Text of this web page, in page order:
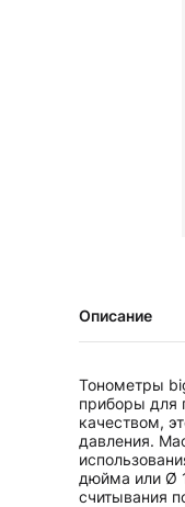
Ретиноскопы
Запасные
Стетоскопы
Описание
Тонометры
приборы для
качеством,
давления.
дюйма или Ø
считывания